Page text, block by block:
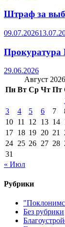
Штраф за
09.07.2026
Прокуратура
29.06.2026
Август 2026
Пн Вт Ср Чт Пт
3
4 5 6 7
10 11 12 13 14
17 18 19 20 21
24 25 26 27 28
31
« Июл
Рубрики
Без рубрики